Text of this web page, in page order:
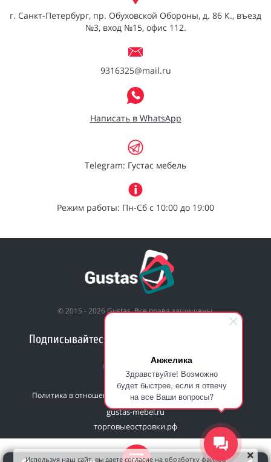
Анжелика
Здравствуйте! Возможно
будет быстрее, если я отвечу
на все Ваши вопросы?
г. Санкт-Петербург, пр. Обуховской Обороны, д. 86 К., въезд
№3, вход №15, офис 112.
9316325@mail.ru
Написать в WhatsApp
Telegram: Густас мебель
Режим работы: Пн-Сб с 10:00 до 19:00
© 2015 - 2026 Gustas. Все права защищены.
Подписывайтесь на нас в социальных сетях!
Политика в отношении обработки персональных данных
gustas-mebel.ru
торговыеостровки.рф
Используя наш сайт, вы даете согласие на обработку файлов